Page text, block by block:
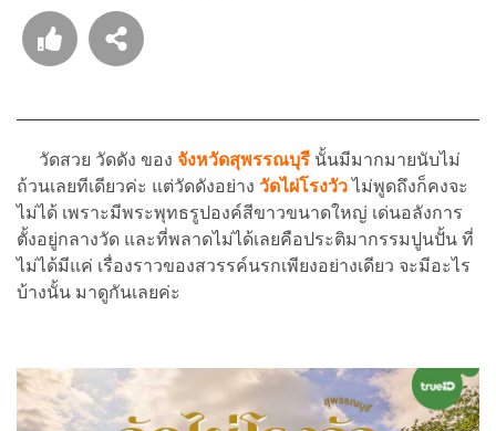
วัดสวย วัดดัง ของ จังหวัดสุพรรณบุรี นั้นมีมากมายนับไม่
ถ้วนเลยทีเดียวค่ะ แต่วัดดังอย่าง วัดไผ่โรงวัวไม่พูดถึงก็คงจะ
ไม่ได้ เพราะมีพระพุทธรูปองค์สีขาวขนาดใหญ่ เด่นอลังการ
ตั้งอยู่กลางวัด และที่พลาดไม่ได้เลยคือประติมากรรมปูนปั้น ที่
ไม่ได้มีแค่ เรื่องราวของสวรรค์นรกเพียงอย่างเดียว จะมีอะไร
บ้างนั้น มาดูกันเลยค่ะ